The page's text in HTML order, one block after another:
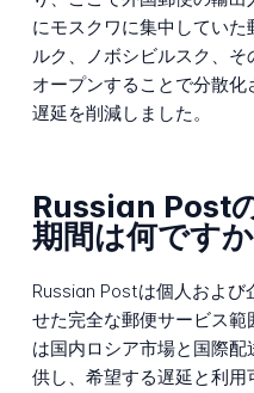
にモスクワに集中してい
ルク、ノボシビルスク、
オープンすることで分散
遅延を削減しました。
Russian Post
期間は何です
Russian Postは個人および
せた完全な郵便サービス
は国内ロシア市場と国際
供し、希望する遅延と利